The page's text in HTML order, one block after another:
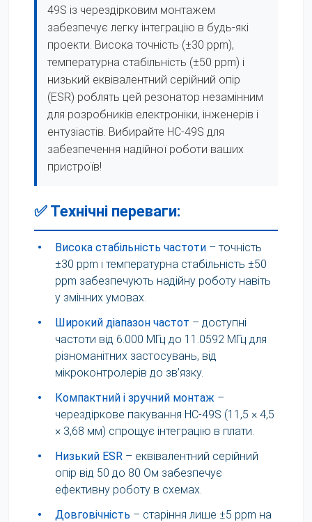
49S із черездірковим монтажем
забезпечує легку інтеграцію в будь-які
проекти. Висока точність (±30 ppm),
температурна стабільність (±50 ppm) і
низький еквівалентний серійний опір
(ESR) роблять цей резонатор незамінним
для розробників електроніки, інженерів і
ентузіастів. Вибирайте HC-49S для
забезпечення надійної роботи ваших
пристроїв!
✅ Технічні переваги:
• Висока стабільність частоти – точність
±30 ppm і температурна стабільність ±50
ppm забезпечують надійну роботу навіть
у змінних умовах.
•
Широкий діапазон частот – доступні
частоти від 6.000 МГц до 11.0592 МГц для
різноманітних застосувань, від
мікроконтролерів до зв’язку.
•
Компактний і зручний монтаж –
черездіркове пакування HC-49S (11,5 × 4,5
× 3,68 мм) спрощує інтеграцію в плати.
•
Низький ESR – еквівалентний серійний
опір від 50 до 80 Ом забезпечує
ефективну роботу в схемах.
•
Довговічність – старіння лише ±5 ppm на